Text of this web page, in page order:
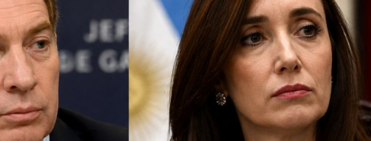
diplomáticas quedarán al frente de los encargados de
embajadas mientras persista la escalada de tensión entre Milei y
abre un escenario de incertidumbre sobre el futuro de los vínculos
economías del Mercosur.
las expresiones de Milei durante recientes entrevistas fueron
En particular remarcaron que el domingo, durante una